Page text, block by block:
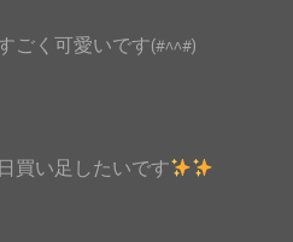
ごく可愛いです(#^^#)
買い足したいです